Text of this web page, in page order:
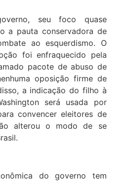
seu foco quase
a pauta conservadora de
ao esquerdismo. O
foi enfraquecido pela
pacote de abuso de
oposição firme de
a indicação do filho à
será usada por
convencer eleitores de
alterou o modo de se
do governo tem